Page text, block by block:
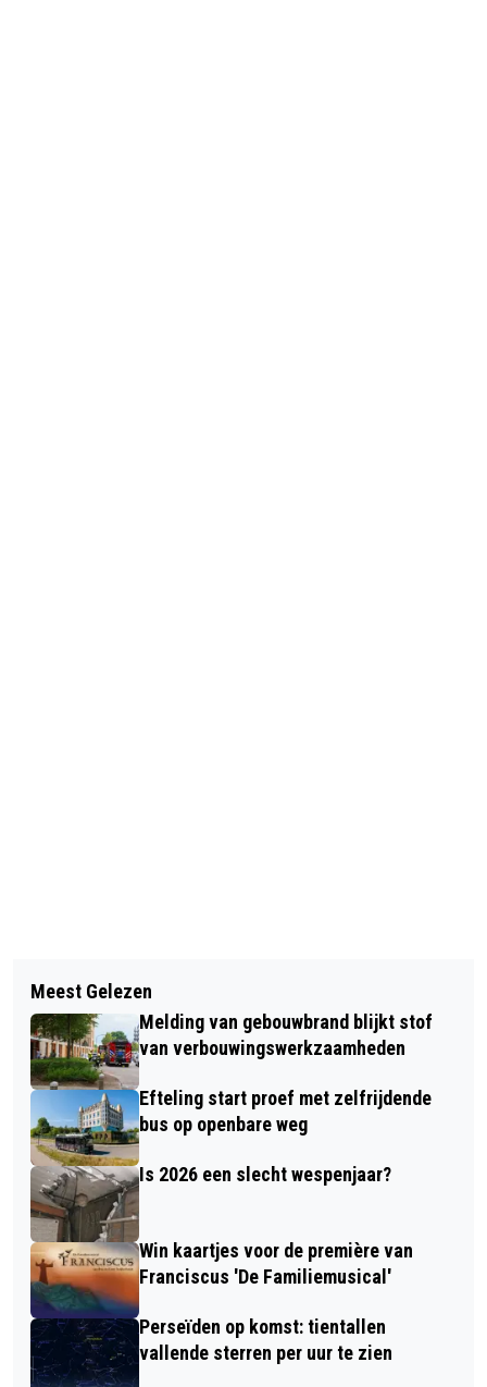
SUCCESVOLLE WORKSHOPS DIGITAAL
BANKIEREN IN VUGHT
FC DEN BOSCH VERLIEST IN ALMERE
EN IS UITGESCHAKELD VOOR
PROMOTIE
Meest Gelezen
Melding van gebouwbrand blijkt stof
van verbouwingswerkzaamheden
Efteling start proef met zelfrijdende
bus op openbare weg
Is 2026 een slecht wespenjaar?
Win kaartjes voor de première van
Franciscus 'De Familiemusical'
Perseïden op komst: tientallen
vallende sterren per uur te zien